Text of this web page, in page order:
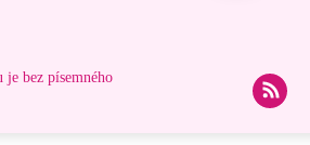
bez písemného